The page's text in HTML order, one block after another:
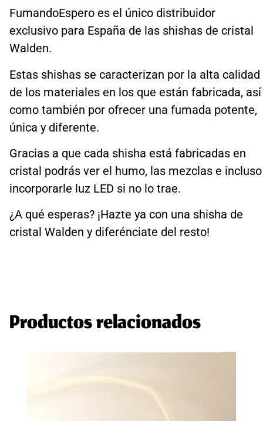
FumandoEspero es el único distribuidor
exclusivo para España de las shishas de cristal
Walden.
Estas shishas se caracterizan por la alta calidad
de los materiales en los que están fabricada, así
como también por ofrecer una fumada potente,
única y diferente.
Gracias a que cada shisha está fabricadas en
cristal podrás ver el humo, las mezclas e incluso
incorporarle luz LED si no lo trae.
¿A qué esperas? ¡Hazte ya con una shisha de
cristal Walden y diferénciate del resto!
Productos relacionados